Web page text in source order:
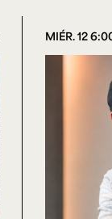
MIÉR. 12